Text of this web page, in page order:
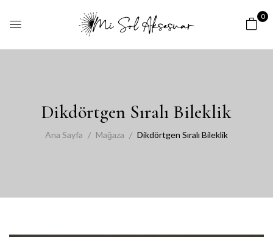
0
Dikdörtgen Sıralı Bileklik
Ana Sayfa Mağaza Dikdörtgen Sıralı Bileklik